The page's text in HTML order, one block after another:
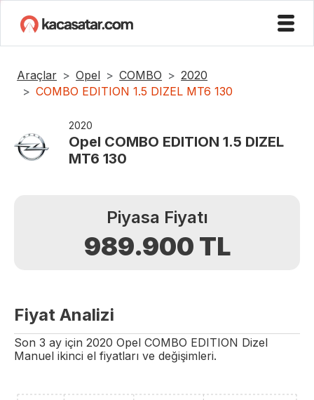
Araçlar Opel COMBO
2020
COMBO EDITION 1.5 DIZEL MT6 130
2020
Opel COMBO EDITION 1.5 DIZEL
MT6 130
Piyasa Fiyatı
989.900 TL
Fiyat Analizi
Son 3 ay için 2020 Opel COMBO EDITION Dizel
Manuel ikinci el fiyatları ve değişimleri.